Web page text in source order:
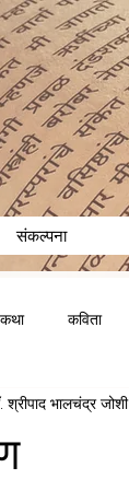
संकल्पना
कथा कविता
अनुभव/आठवणी
श्रीपाद भालचंद्र जोशी